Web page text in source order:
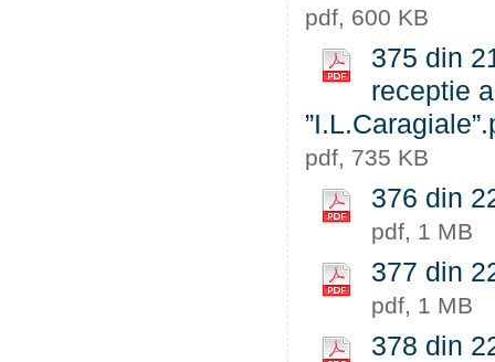
pdf, 600 KB
375 din
receptie
pdf, 735 KB
376 din
pdf, 1 MB
377 din
pdf, 1 MB
378 din